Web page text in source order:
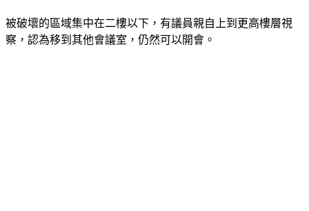
被破壞的區域集中在二樓以下，有議員親自上到更高樓層視
察，認為移到其他會議室，仍然可以開會。